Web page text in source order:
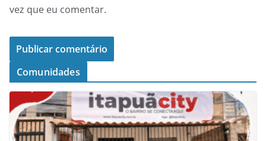
vez que eu comentar.
Comunidades